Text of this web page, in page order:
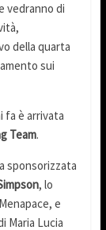
vedranno di
della quarta
sui
fa è arrivata
Team.
sponsorizzata
, lo
e
Maria Lucia